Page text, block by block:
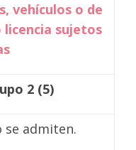
vehículos o de
licencia sujetos
2 (5)
se admiten.